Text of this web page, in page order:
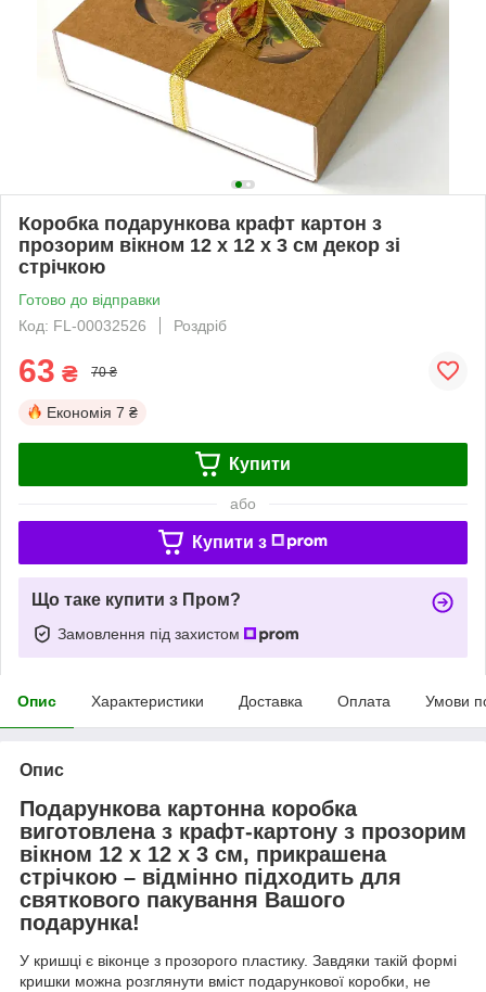
Коробка подарункова крафт картон з
прозорим вікном 12 х 12 х 3 см декор зі
стрічкою
Готово до відправки
Код: FL-00032526
Роздріб
63 ₴ 70 ₴
Економія 7 ₴
Купити
або
Купити з
Що таке купити з Пром?
Замовлення під захистом
Опис Характеристики Доставка Оплата Умови
Опис
Подарункова картонна коробка
виготовлена з крафт-картону з прозорим
вікном 12 х 12 х 3 см, прикрашена
стрічкою – відмінно підходить для
святкового пакування Вашого
подарунка!
У кришці є віконце з прозорого пластику. Завдяки такій формі
кришки можна розглянути вміст подарункової коробки, не